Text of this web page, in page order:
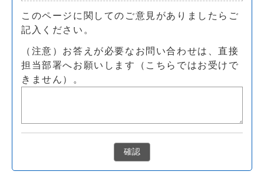
このページに関してのご意見がありましたらご
記入ください。
（注意）お答えが必要なお問い合わせは、直接
担当部署へお願いします（こちらではお受けで
きません）。
確認